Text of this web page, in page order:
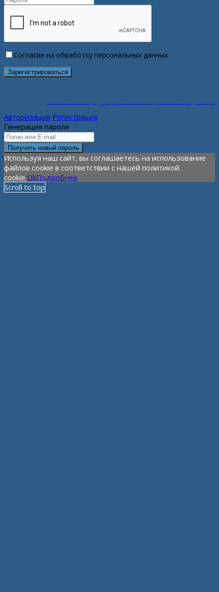
Согласие на обработку персональных данных
Авторизация Регистрация
Генерация пароля
Используя наш сайт, вы соглашаетесь на использование
файлов cookie в соответствии с нашей политикой
cookie.OkПодробнее
Scroll to top